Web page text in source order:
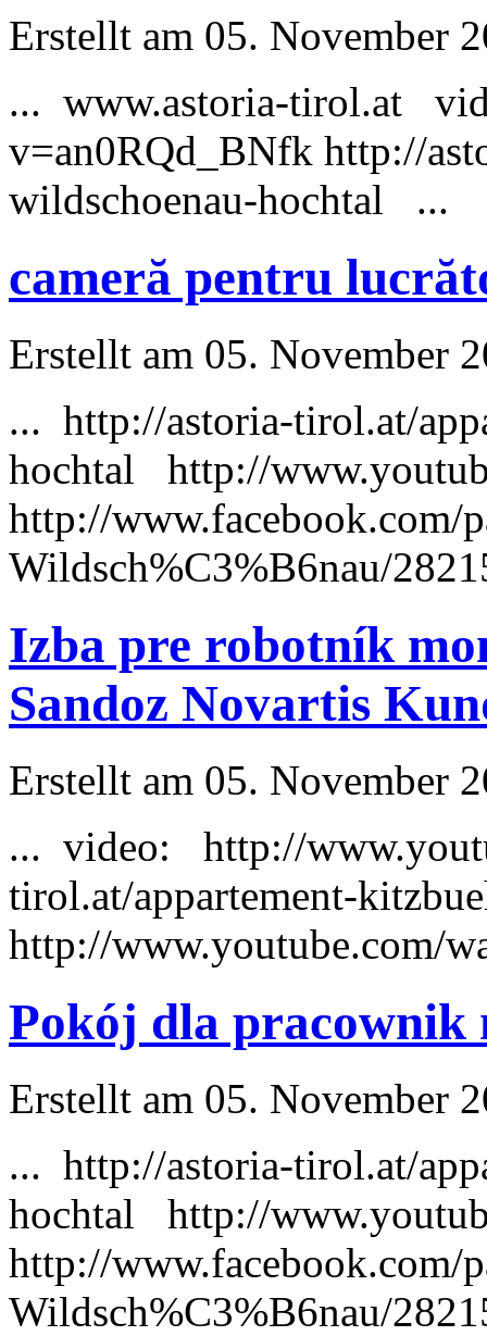
Erstellt am 05. November
... www.astoria-tirol.at
v=an0RQd_BNfk http://
wildschoenau-hochtal ...
cameră pentru
Erstellt am 05. November
... http://astoria-tirol.at/
hochtal http://
http://www.facebook.com/
Wildsch%C3%B6nau/
Izba pre robotník
Sandoz Novartis
Erstellt am 05. November
... video: http://
tirol.at/appartement-
http://www.youtube.com/
Pokój dla pracownik
Erstellt am 05. November
... http://astoria-tirol.at/
hochtal http://
http://www.facebook.com/
Wildsch%C3%B6nau/